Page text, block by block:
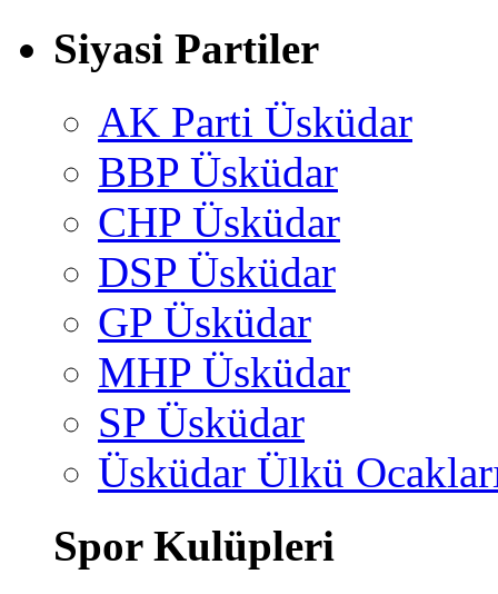
Siyasi Partiler
AK Parti Üsküdar
BBP Üsküdar
CHP Üsküdar
DSP Üsküdar
GP Üsküdar
MHP Üsküdar
SP Üsküdar
Üsküdar Ülkü
Spor Kulüpleri